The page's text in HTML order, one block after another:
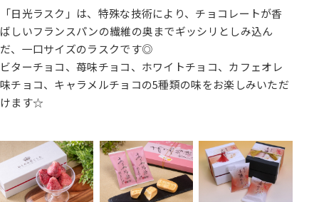
「日光ラスク」は、特殊な技術により、チョコレートが香
ばしいフランスパンの繊維の奥までギッシリとしみ込ん
だ、一口サイズのラスクです◎
ビターチョコ、苺味チョコ、ホワイトチョコ、カフェオレ
味チョコ、キャラメルチョコの5種類の味をお楽しみいただ
けます☆